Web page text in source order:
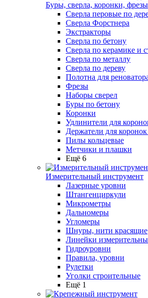
Буры, сверла, коронки, фрезы
Сверла перовые по
Сверла Форстнера
Экстракторы
Сверла по бетону
Сверла по керамике и
Сверла по металлу
Сверла по дереву
Полотна для
Фрезы
Наборы сверел
Буры по бетону
Коронки
Удлинители для
Держатели для
Пилы кольцевые
Метчики и плашки
Ещё 6
Измерительный инструмент
Лазерные уровни
Штангенциркули
Микрометры
Дальномеры
Угломеры
Шнуры, нити красящие
Линейки
Гидроуровни
Правила, уровни
Рулетки
Уголки строительные
Ещё 1